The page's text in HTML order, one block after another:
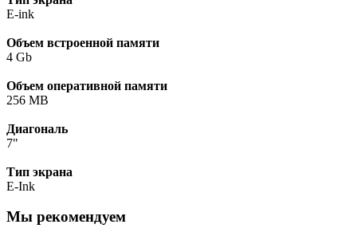
E-ink
Объем встроенной памяти
4 Gb
Объем оперативной памяти
256 МB
Диагональ
7"
Тип экрана
E-Ink
Мы рекомендуем